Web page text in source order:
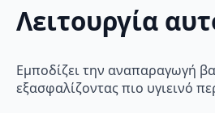
Λειτουργία
Εμποδίζει την αναπαραγωγή
εξασφαλίζοντας πιο υγιεινό